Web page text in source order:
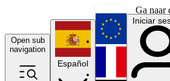
Ga naar
Open sub
navigation
Español
English
Français
Iniciar